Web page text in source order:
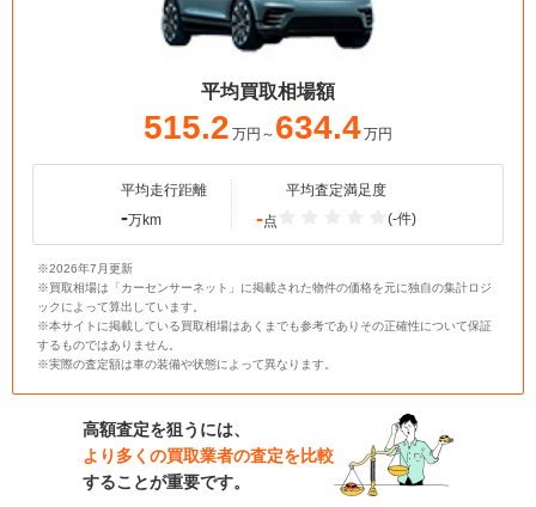
平均買取相場額
515.2 万円～ 634.4万円
平均走行距離
-万km
平均査定満足度
-点 (-件)
※2026年7月更新
※買取相場は「カーセンサーネット」に掲載された物件の価格を元に独自の集計ロジ
ックによって算出しています。
※本サイトに掲載している買取相場はあくまでも参考でありその正確性について保証
するものではありません。
※実際の査定額は車の装備や状態によって異なります。
高額査定を狙うには、
より多くの買取業者の査定を比較
することが重要です。